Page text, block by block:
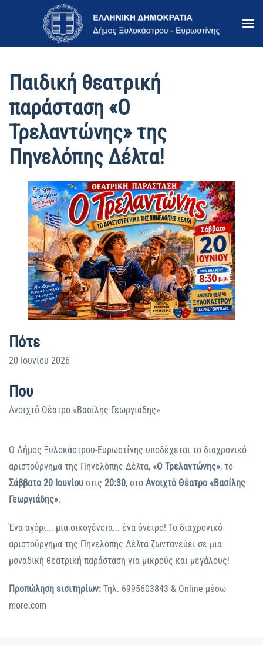
Skip to main content
Παιδική θεατρική
παράσταση «Ο
Τρελαντώνης» της
Πηνελόπης Δέλτα!
Πότε
20 Ιουνίου 2026
Που
Ανοιχτό Θέατρο «Βασίλης Γεωργιάδης»
Ο Δήμος Ξυλοκάστρου-Ευρωστίνης υποδέχεται το διαχρονικό
αριστούργημα της Πηνελόπης Δέλτα, «Ο Τρελαντώνης», το
Σάββατο 20 Ιουνίου στις 20:30, στο Ανοιχτό Θέατρο «Βασίλης
Γεωργιάδης».
Ένα αγόρι... μια οικογένεια... ένα όνειρο! Το διαχρονικό
αριστούργημα της Πηνελόπης Δέλτα ζωντανεύει σε μια
μοναδική θεατρική παράσταση για μικρούς και μεγάλους!
Προπώληση εισιτηρίων: Τηλ. 6995603843 & Online μέσω
more.com